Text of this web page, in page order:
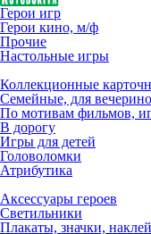
Герои игр
Герои кино, м/ф
Прочие
Настольные игры
Коллекционные
Семейные, для
По мотивам фильмов,
В дорогу
Игры для детей
Головоломки
Атрибутика
Аксессуары героев
Светильники
Плакаты, значки,